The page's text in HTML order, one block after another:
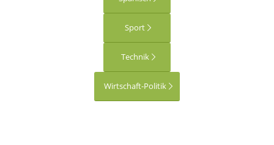
Sport
Technik
Wirtschaft-Politik